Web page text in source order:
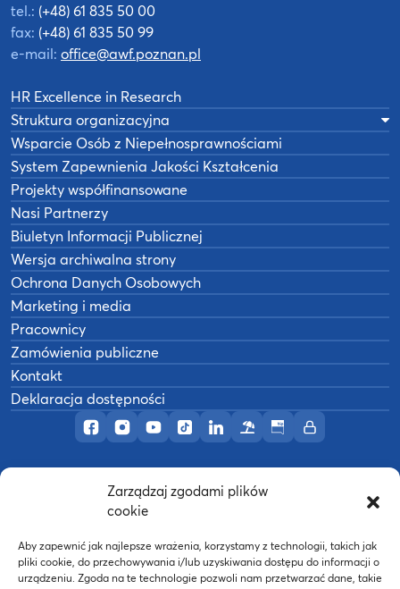
Zarządzaj zgodami plików
cookie
Aby zapewnić jak najlepsze wrażenia, korzystamy z technologii, takich jak
pliki cookie, do przechowywania i/lub uzyskiwania dostępu do informacji o
urządzeniu. Zgoda na te technologie pozwoli nam przetwarzać dane, takie
Profil AWF Poznań w serwisie Facebook
Profil AWF Poznań w serwisie Instagram
Profil AWF Poznań w serwisie YouTube
Profil AWF Poznań w serwisie
Profil AWF Poznań w
OśrodekBiuletynIntranet
tel.: (+48) 61 835 50 00
fax: (+48) 61 835 50 99
e-mail: office@awf.poznan.pl
HR Excellence in Research
Struktura organizacyjna
Wsparcie Osób z Niepełnosprawnościami
System Zapewnienia Jakości Kształcenia
Projekty współfinansowane
Nasi Partnerzy
Biuletyn Informacji Publicznej
Wersja archiwalna strony
Ochrona Danych Osobowych
Marketing i media
Pracownicy
Zamówienia publiczne
Kontakt
Deklaracja dostępności
Akademia Wychowania Fizycznego w
Wykonanie: nFinity.pl